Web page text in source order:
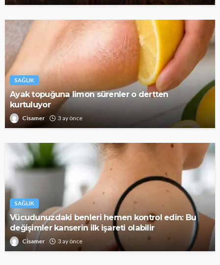
SAĞLIK
Ayak topuğuna limon sürenler o dertten
kurtuluyor
Cisamer 3 ay önce
SAĞLIK
Vücudunuzdaki benleri hemen kontrol edin: Bu
değişimler kanserin ilk işareti olabilir
Cisamer 3 ay önce